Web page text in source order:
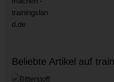
Beliebte Artikel auf